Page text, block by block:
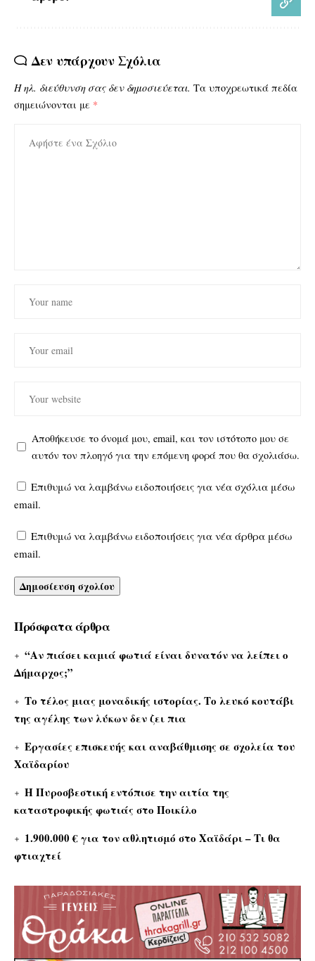
Δεν υπάρχουν Σχόλια
Η ηλ. διεύθυνση σας δεν δημοσιεύεται. Τα υποχρεωτικά πεδία
σημειώνονται με *
Αποθήκευσε το όνομά μου, email, και τον ιστότοπο μου σε
αυτόν τον πλοηγό για την επόμενη φορά που θα σχολιάσω.
Επιθυμώ να λαμβάνω ειδοποιήσεις για νέα σχόλια μέσω
email.
Επιθυμώ να λαμβάνω ειδοποιήσεις για νέα άρθρα μέσω
email.
Πρόσφατα άρθρα
“Αν πιάσει καμιά φωτιά είναι δυνατόν να λείπει ο
Δήμαρχος;”
Το τέλος μιας μοναδικής ιστορίας. Το λευκό κουτάβι
της αγέλης των λύκων δεν ζει πια
Εργασίες επισκευής και αναβάθμισης σε σχολεία του
Χαϊδαρίου
Η Πυροσβεστική εντόπισε την αιτία της
καταστροφικής φωτιάς στο Ποικίλο
1.900.000 € για τον αθλητισμό στο Χαϊδάρι – Τι θα
φτιαχτεί